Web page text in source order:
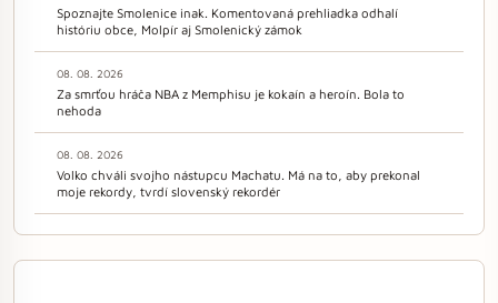
Spoznajte Smolenice inak. Komentovaná prehliadka odhalí
históriu obce, Molpír aj Smolenický zámok
08. 08. 2026
Za smrťou hráča NBA z Memphisu je kokaín a heroín. Bola to
nehoda
08. 08. 2026
Volko chváli svojho nástupcu Machatu. Má na to, aby prekonal
moje rekordy, tvrdí slovenský rekordér